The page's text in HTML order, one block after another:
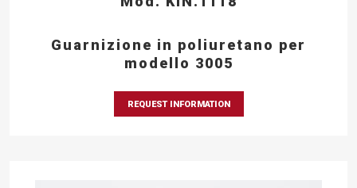
Guarnizione in poliuretano per
modello 3005
REQUEST INFORMATION